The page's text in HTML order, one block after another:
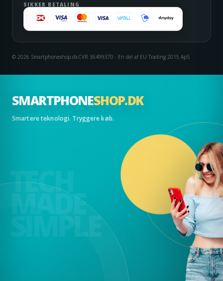
SMARTPHONESHOP.DK
Smartere teknologi. Tryggere køb.
TECH
MADE
SIMPLE
SIKKER BETALING
© 2026 Smartphoneshop.dkCVR 36499370 · En del af EU Trading 2015 ApS